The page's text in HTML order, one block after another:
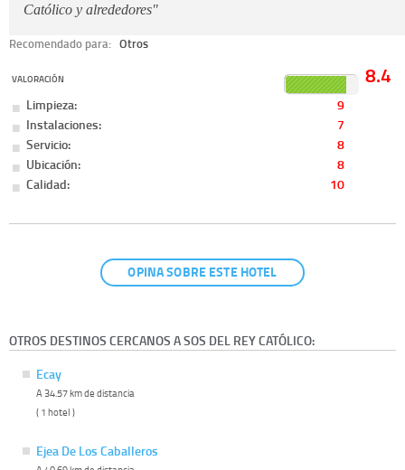
Católico y alrededores"
Recomendado para: Otros
VALORACIÓN 8.4
Limpieza:
9
Instalaciones:
7
Servicio:
8
Ubicación:
8
Calidad:
10
OPINA SOBRE ESTE HOTEL
OTROS DESTINOS CERCANOS A SOS DEL REY CATÓLICO:
Ecay
A 34.57 km de distancia
( 1 hotel )
Ejea De Los Caballeros